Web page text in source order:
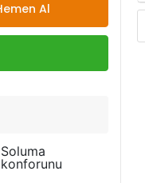
Al